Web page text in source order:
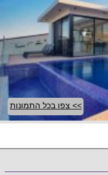
>> צפו בכל התמונות